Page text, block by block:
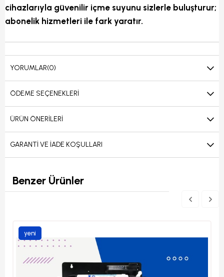
cihazlarıyla güvenilir içme suyunu sizlerle buluşturur;
abonelik hizmetleri ile fark yaratır.
YORUMLAR(0)
ÖDEME SEÇENEKLERI
ÜRÜN ÖNERILERI
GARANTI VE İADE KOŞULLARI
Benzer Ürünler
yeni
ürün